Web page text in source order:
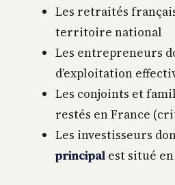
Les retraités
territoire national
Les entrepreneurs
d’exploitation
Les conjoints et
restés en France
Les investisseurs
principalest situé